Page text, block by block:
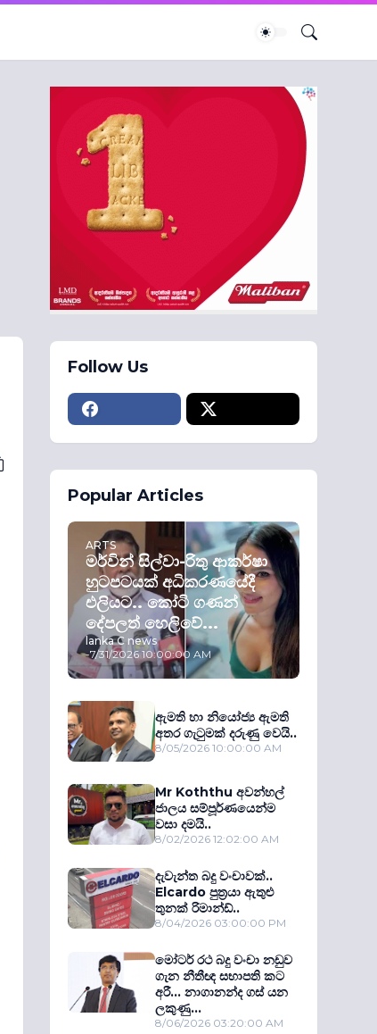
Follow Us
Popular Articles
ARTS
මර්වින් සිල්වා-රිතු ආකර්ෂා
හුටපටයක් අධිකරණයේදී
එලියට.. කෝටි ගණන්
දේපලත් හෙලිවේ...
lanka C news
-7/31/2026 10:00:00 AM
ඇමති හා නියෝජ්‍ය ඇමති
අතර ගැටුමක් දරුණු වෙයි..
8/05/2026 10:00:00 AM
Mr Koththu අවන්හල්
ජාලය සම්පූර්ණයෙන්ම
වසා දමයි..
8/02/2026 12:02:00 AM
දැවැන්ත බදු වංචාවක්..
Elcardo පුත‍්‍රයා ඇතුළු
තුනක් රිමාන්ඩ්..
8/04/2026 03:00:00 PM
මෝටර් රථ බදු වංචා නඩුව
ගැන නීතීඥ සභාපති කට
අරී... නාගානන්ද ගස් යන
ලකුණු...
8/06/2026 03:20:00 AM